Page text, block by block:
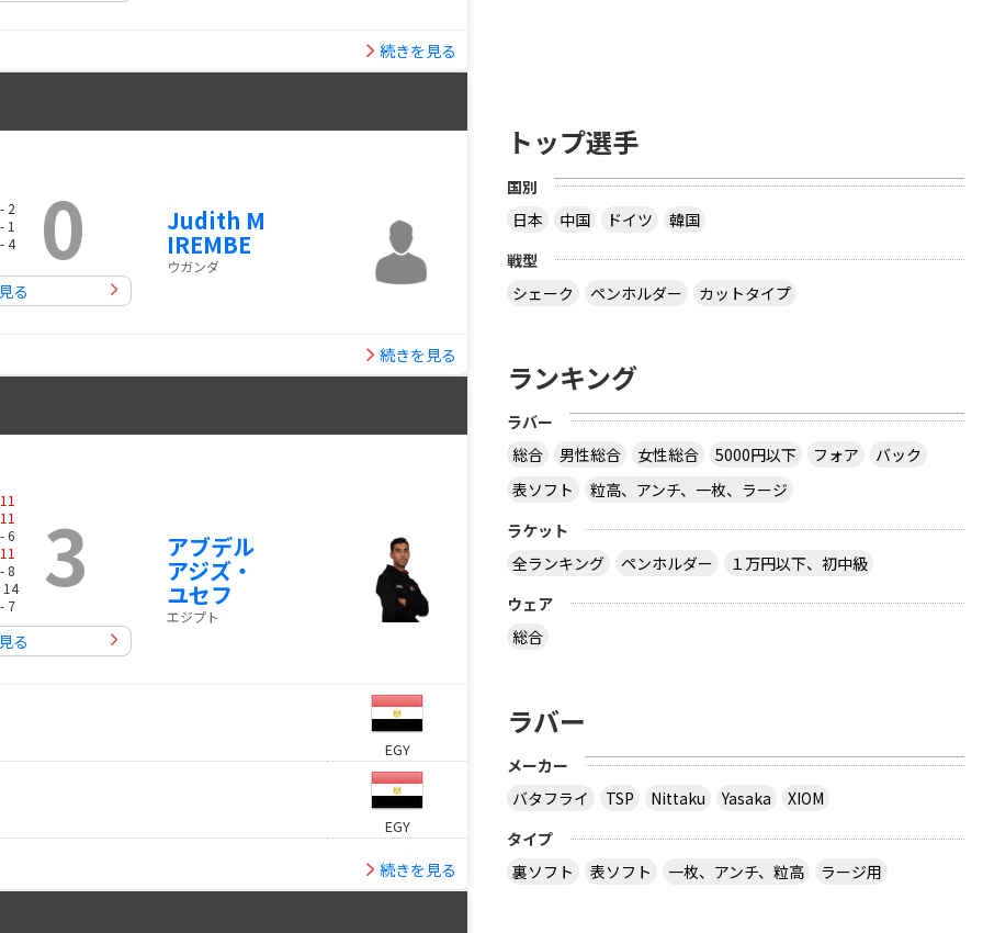
続きを見る
2
1
4
0
る
Judith M
IREMBE
ウガンダ
続きを見る
11
11
6
11
8
7
3
る
アブデル
アジズ・
ユセフ
エジプト
EGY
EGY
続きを見る
トップ選手
国別
日本
中国 ドイツ
韓国
戦型
シェーク
ペンホルダー カットタイプ
ランキング
ラバー
総合
男性総合 女性総合 5000円以下 フォア
バック
表ソフト
粒高、アンチ、一枚、ラージ
ラケット
全ランキング
ペンホルダー
１万円以下、初中級
ウェア
総合
ラバー
メーカー
バタフライ
TSP Nittaku Yasaka
XIOM
タイプ
裏ソフト
表ソフト 一枚、アンチ、粒高 ラージ用